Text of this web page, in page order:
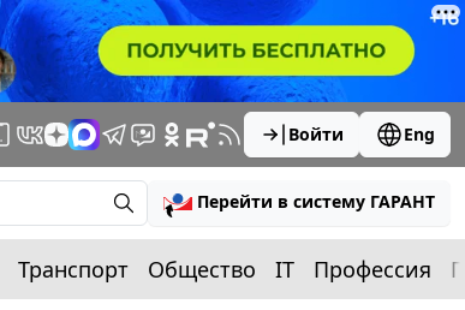
Войти Eng
Перейти в систему ГАРАНТ
Транспорт Общество IT Профессия